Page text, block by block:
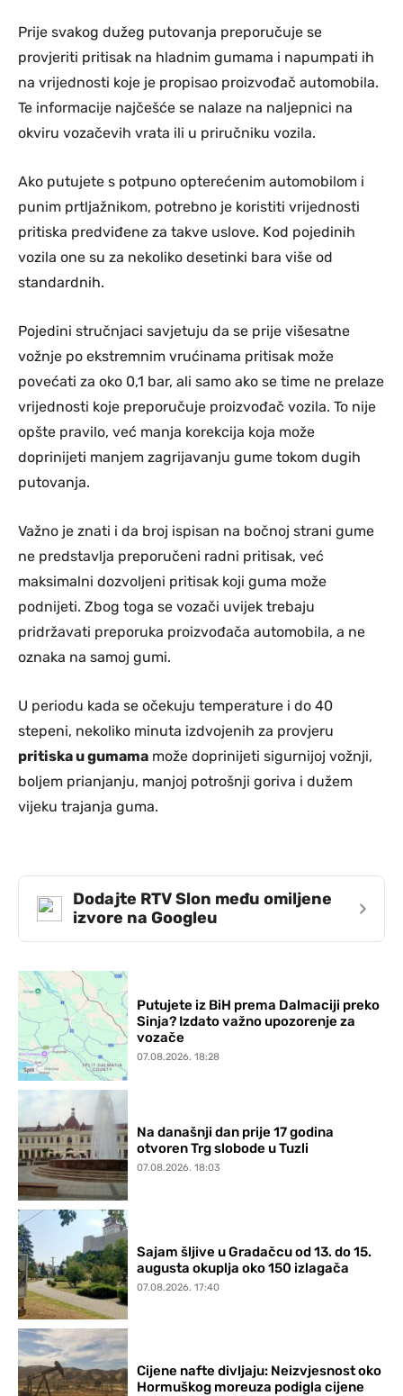
Prije svakog dužeg putovanja preporučuje se
provjeriti pritisak na hladnim gumama i napumpati ih
na vrijednosti koje je propisao proizvođač automobila.
Te informacije najčešće se nalaze na naljepnici na
okviru vozačevih vrata ili u priručniku vozila.
Ako putujete s potpuno opterećenim automobilom i
punim prtljažnikom, potrebno je koristiti vrijednosti
pritiska predviđene za takve uslove. Kod pojedinih
vozila one su za nekoliko desetinki bara više od
standardnih.
Pojedini stručnjaci savjetuju da se prije višesatne
vožnje po ekstremnim vrućinama pritisak može
povećati za oko 0,1 bar, ali samo ako se time ne prelaze
vrijednosti koje preporučuje proizvođač vozila. To nije
opšte pravilo, već manja korekcija koja može
doprinijeti manjem zagrijavanju gume tokom dugih
putovanja.
Važno je znati i da broj ispisan na bočnoj strani gume
ne predstavlja preporučeni radni pritisak, već
maksimalni dozvoljeni pritisak koji guma može
podnijeti. Zbog toga se vozači uvijek trebaju
pridržavati preporuka proizvođača automobila, a ne
oznaka na samoj gumi.
U periodu kada se očekuju temperature i do 40
stepeni, nekoliko minuta izdvojenih za provjeru
pritiska u gumama može doprinijeti sigurnijoj vožnji,
boljem prianjanju, manjoj potrošnji goriva i dužem
vijeku trajanja guma.
Dodajte RTV Slon među omiljene
izvore na Googleu
›
Putujete iz BiH prema Dalmaciji preko
Sinja? Izdato važno upozorenje za
vozače
07.08.2026. 18:28
Na današnji dan prije 17 godina
otvoren Trg slobode u Tuzli
07.08.2026. 18:03
Sajam šljive u Gradačcu od 13. do 15.
augusta okuplja oko 150 izlagača
07.08.2026. 17:40
Cijene nafte divljaju: Neizvjesnost oko
Hormuškog moreuza podigla cijene